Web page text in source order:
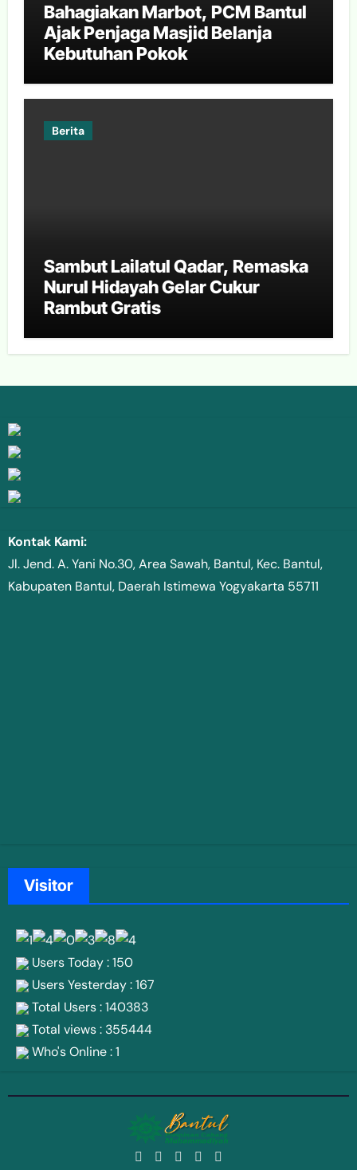
Bahagiakan Marbot, PCM Bantul
Ajak Penjaga Masjid Belanja
Kebutuhan Pokok
Berita
Sambut Lailatul Qadar, Remaska
Nurul Hidayah Gelar Cukur
Rambut Gratis
Kontak Kami:
Jl. Jend. A. Yani No.30, Area Sawah, Bantul, Kec. Bantul,
Kabupaten Bantul, Daerah Istimewa Yogyakarta 55711
Visitor
Users Today : 150
Users Yesterday : 167
Total Users : 140383
Total views : 355444
Who's Online : 1